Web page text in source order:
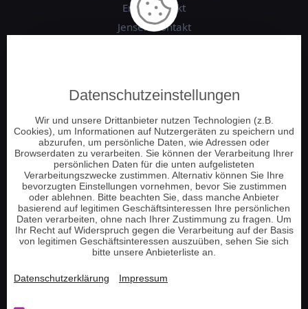
Engelkontakt
Jenseitskontakt
Energie und Chakrenarbeit
Pendeln und Tensoren
Hellsehen am Telefon
Tarot Kartenlegen
Lenormand Kartenlegen
Information
Telefonnummer aufladen
Guthaben prüfen
Datenschutzeinstellungen
Wir und unsere Drittanbieter nutzen Technologien (z.B.
Cookies), um Informationen auf Nutzergeräten zu speichern und
abzurufen, um persönliche Daten, wie Adressen oder
Browserdaten zu verarbeiten. Sie können der Verarbeitung Ihrer
persönlichen Daten für die unten aufgelisteten
Verarbeitungszwecke zustimmen. Alternativ können Sie Ihre
bevorzugten Einstellungen vornehmen, bevor Sie zustimmen
oder ablehnen. Bitte beachten Sie, dass manche Anbieter
basierend auf legitimen Geschäftsinteressen Ihre persönlichen
Daten verarbeiten, ohne nach Ihrer Zustimmung zu fragen. Um
Ihr Recht auf Widerspruch gegen die Verarbeitung auf der Basis
von legitimen Geschäftsinteressen auszuüben, sehen Sie sich
bitte unsere Anbieterliste an.
Datenschutzerklärung Impressum